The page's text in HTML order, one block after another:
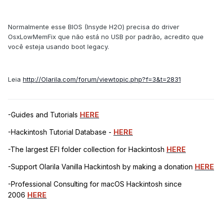
Normalmente esse BIOS (Insyde H2O) precisa do driver
OsxLowMemFix que não está no USB por padrão, acredito que
você esteja usando boot legacy.
Leia http://Olarila.com/forum/viewtopic.php?f=3&t=2831
-Guides and Tutorials HERE
-Hackintosh Tutorial Database - HERE
-The largest EFI folder collection for Hackintosh HERE
-Support Olarila Vanilla Hackintosh by making a donation HERE
-Professional Consulting for macOS Hackintosh since
2006 HERE